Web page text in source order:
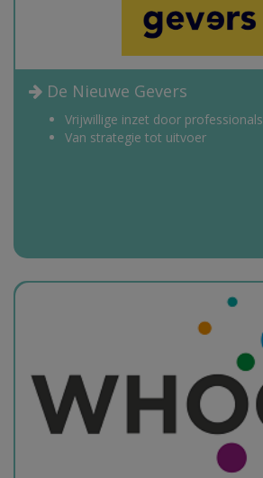
De Nieuwe Gevers
Vrijwillige inzet door professionals
Van strategie tot uitvoer